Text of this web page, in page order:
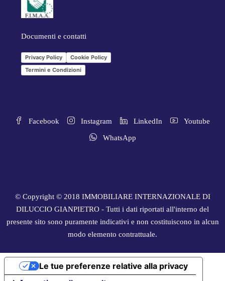
Documenti e contatti
Privacy Policy
Cookie Policy
Termini e Condizioni
Facebook Instagram LinkedIn Youtube
WhatsApp
© Copyright © 2018 IMMOBILIARE INTERNAZIONALE DI
DILUCCIO GIANPIETRO - Tutti i dati riportati all'interno del
presente sito sono puramente indicativi e non costituiscono in alcun
modo elemento contrattuale.
Le tue preferenze relative alla privacy